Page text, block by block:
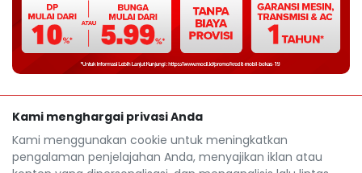
Kami menghargai privasi Anda
Kami menggunakan cookie untuk meningkatkan
pengalaman penjelajahan Anda, menyajikan iklan atau